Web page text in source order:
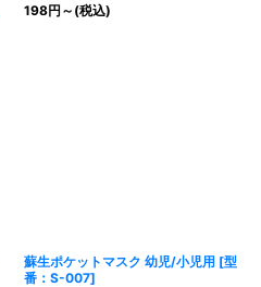
198円 ～ (税込)
蘇生ポケットマスク 幼児/小児用 [型
番：S-007]